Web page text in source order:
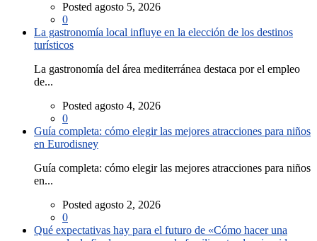
Posted agosto 5, 2026
0
La gastronomía local influye en la elección de los destinos
turísticos
La gastronomía del área mediterránea destaca por el empleo
de...
Posted agosto 4, 2026
0
Guía completa: cómo elegir las mejores atracciones para niños
en Eurodisney
Guía completa: cómo elegir las mejores atracciones para niños
en...
Posted agosto 2, 2026
0
Qué expectativas hay para el futuro de «Cómo hacer una